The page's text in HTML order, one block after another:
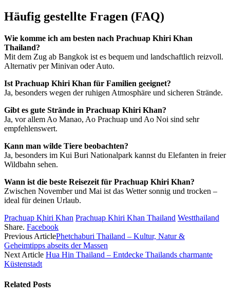
Häufig gestellte Fragen (FAQ)
Wie komme ich am besten nach Prachuap Khiri Khan
Thailand?
Mit dem Zug ab Bangkok ist es bequem und landschaftlich reizvoll.
Alternativ per Minivan oder Auto.
Ist Prachuap Khiri Khan für Familien geeignet?
Ja, besonders wegen der ruhigen Atmosphäre und sicheren Strände.
Gibt es gute Strände in Prachuap Khiri Khan?
Ja, vor allem Ao Manao, Ao Prachuap und Ao Noi sind sehr
empfehlenswert.
Kann man wilde Tiere beobachten?
Ja, besonders im Kui Buri Nationalpark kannst du Elefanten in freier
Wildbahn sehen.
Wann ist die beste Reisezeit für Prachuap Khiri Khan?
Zwischen November und Mai ist das Wetter sonnig und trocken –
ideal für deinen Urlaub.
Prachuap Khiri Khan Prachuap Khiri Khan Thailand Westthailand
Share. Facebook
Previous ArticlePhetchaburi Thailand – Kultur, Natur &
Geheimtipps abseits der Massen
Next Article Hua Hin Thailand – Entdecke Thailands charmante
Küstenstadt
Related Posts